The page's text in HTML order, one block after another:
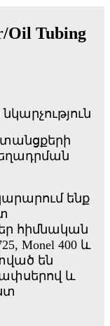
Oil Tubing
ենք
հիմնական
Monel 400 և
են
և